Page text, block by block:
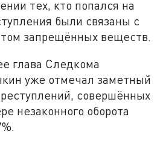
тех, кто попался на
были связаны с
запрещённых веществ.
глава Следкома
уже отмечал заметный
совершённых
незаконного оборота